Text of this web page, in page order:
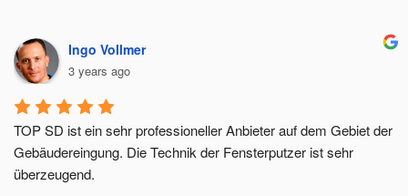
Ingo Vollmer
3 years ago
TOP SD ist ein sehr professioneller Anbieter auf dem Gebiet der
Gebäudereingung. Die Technik der Fensterputzer ist sehr
überzeugend.